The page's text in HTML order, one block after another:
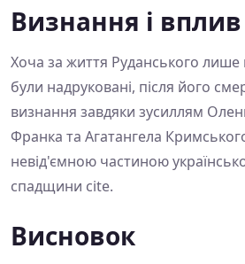
Визнання і вплив
Хоча за життя Руданського лише
були надруковані, після його
визнання завдяки зусиллям
Франка та Агатангела
невід'ємною частиною
спадщини cite.
Висновок